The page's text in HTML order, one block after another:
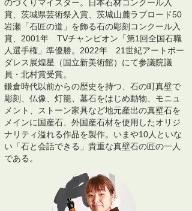
のづくりマイスター。日本石材コンクール入
賞、茨城県芸術祭入賞、茨城山麓ラブロード50
岩瀬「石匠の道」を飾る石の彫刻コンクール入
賞、2001年 TVチャンピオン「第1回全国石職
人選手権」準優勝。2022年 21世紀アートボー
ダレス展煌星（国立新美術館）にて参議院議
員・北村賞受賞。
鎌倉時代以前からの歴史を持つ、石の町真壁で
彫刻、仏像、灯籠、墓石をはじめ動物、モニュ
メント、ストーン家具など地元産出の真壁石を
メインに国産石、外国産石材を使用したオリジ
ナリティ溢れる作品を製作。いまや10人といな
い「石と会話できる」貴重な真壁石の匠の一人
である。